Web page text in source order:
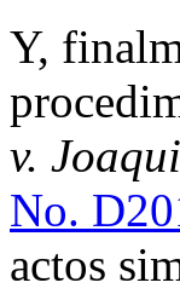
Y,
v.
No.
actos